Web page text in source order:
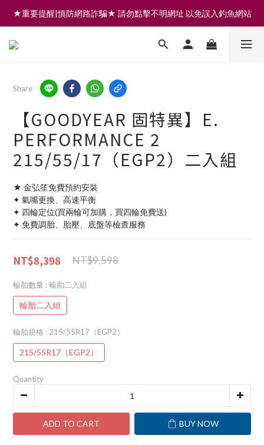
註冊會員享200元購物金 | 全館滿999免運 | 可門市取貨/安裝
★重要提醒|慎防網路詐騙★ 請勿點擊不明網址 以免誤入釣魚網站
註冊會員享200元購物金 | 全館滿999免運 | 可門市取貨/安裝
Share
【GOODYEAR 固特異】E.
PERFORMANCE 2
215/55/17（EGP2）二入組
★ 金弘笙免費預約安裝
✦ 氣嘴更換、高速平衡
✦ 四輪定位(買兩輪可加購，買四輪免費送)
✦ 免費調胎、胎壓、底盤等檢查服務
NT$9,598
NT$8,398
輪胎數量 : 輪胎二入組
輪胎二入組
輪胎規格 : 215/55R17（EGP2）
215/55R17（EGP2）
Quantity
ADD TO CART BUY NOW